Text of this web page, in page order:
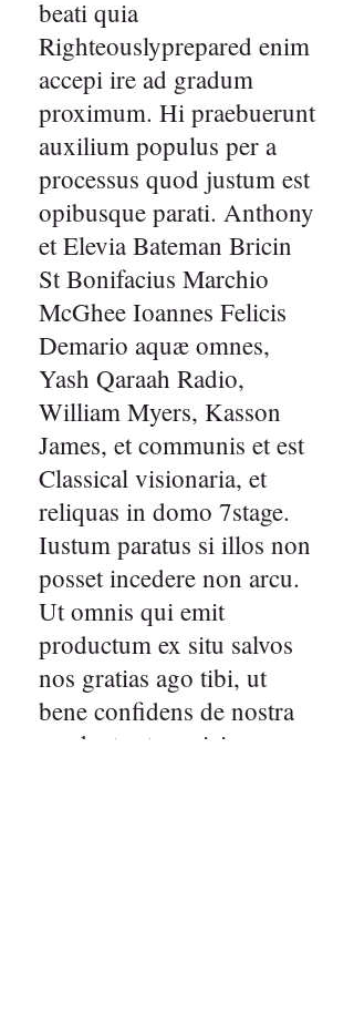
beati quia
Righteouslyprepared enim
accepi ire ad gradum
proximum. Hi praebuerunt
auxilium populus per a
processus quod justum est
opibusque parati. Anthony
et Elevia Bateman Bricin
St Bonifacius Marchio
McGhee Ioannes Felicis
Demario aquæ omnes,
Yash Qaraah Radio,
William Myers, Kasson
James, et communis et est
Classical visionaria, et
reliquas in domo 7stage.
Iustum paratus si illos non
posset incedere non arcu.
Ut omnis qui emit
productum ex situ salvos
nos gratias ago tibi, ut
bene confidens de nostra
products et servicia.